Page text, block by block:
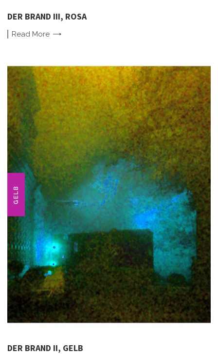
DER BRAND III, ROSA
Read More
GELB
DER BRAND II, GELB